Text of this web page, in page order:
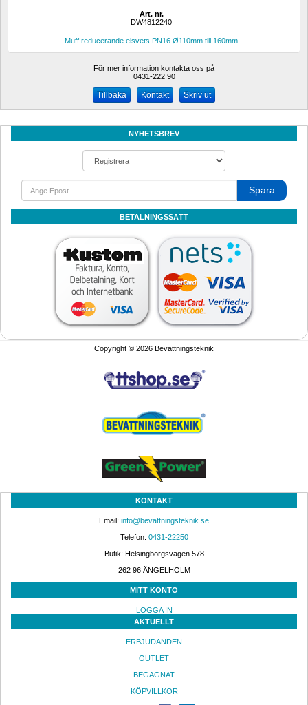
Art. nr.
DW4812240
Muff reducerande elsvets PN16 Ø110mm till 160mm
För mer information kontakta oss på
0431-222 90
Kontakt Skriv ut
NYHETSBREV
Spara
BETALNINGSSÄTT
Copyright © 2026 Bevattningsteknik
KONTAKT
Email: info@bevattningsteknik.se
Telefon: 0431-22250
Butik: Helsingborgsvägen 578
262 96 ÄNGELHOLM
MITT KONTO
LOGGA IN
AKTUELLT
ERBJUDANDEN
OUTLET
BEGAGNAT
KÖPVILLKOR